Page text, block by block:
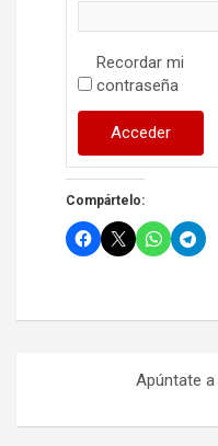
Recordar mi
contraseña
Acceder
Compártelo:
Apúntate a